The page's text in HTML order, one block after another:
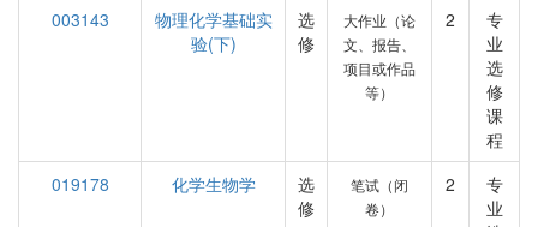
003143
物理化学基础实
验(下)
选
修
大作业（论
文、报告、
项目或作品
等）
2
专
业
选
修
课
程
019178
化学生物学
选
修
笔试（闭
卷）
2
专
业